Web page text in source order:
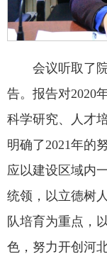
会议听取了
告。报告对2020
科学研究、人才
明确了2021年的
应以建设区域内
统领，以立德树
队培育为重点，
色，努力开创河